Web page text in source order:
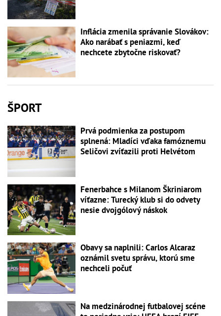
Inflácia zmenila správanie Slovákov:
Ako narábať s peniazmi, keď
nechcete zbytočne riskovať?
ŠPORT
Prvá podmienka za postupom
splnená: Mladíci vďaka famóznemu
Seličovi zvíťazili proti Helvétom
Fenerbahce s Milanom Škriniarom
víťazne: Turecký klub si do odvety
nesie dvojgólový náskok
Obavy sa naplnili: Carlos Alcaraz
oznámil svetu správu, ktorú sme
nechceli počuť
Na medzinárodnej futbalovej scéne